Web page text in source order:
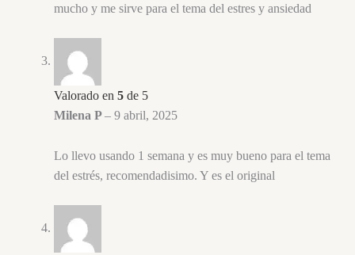
mucho y me sirve para el tema del estres y ansiedad
Valorado en 5 de 5
Milena P– 9 abril, 2025
Lo llevo usando 1 semana y es muy bueno para el tema
del estrés, recomendadisimo. Y es el original